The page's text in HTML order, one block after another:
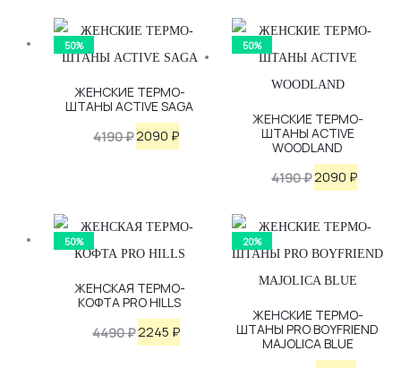
50%
ЖЕНСКИЕ ТЕРМО-
ШТАНЫ ACTIVE SAGA
4190₽ Первоначальная
2090 ₽Текущая
50%
ЖЕНСКИЕ ТЕРМО-
ШТАНЫ ACTIVE
WOODLAND
4190₽
составляла
4190 ₽.
2090 ₽
2090 ₽.
50%
ЖЕНСКАЯ ТЕРМО-
КОФТА PRO HILLS
4490₽ Первоначальная
2245 ₽Текущая
20%
ЖЕНСКИЕ ТЕРМО-
ШТАНЫ PRO BOYFRIEND
MAJOLICA BLUE